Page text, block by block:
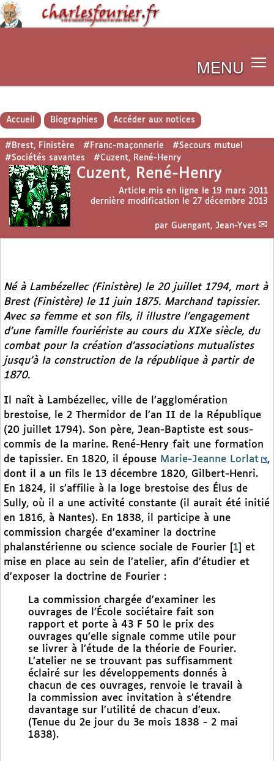
MENU
Accueil Biographies Accéder aux notices
#Brest, Finistère #Franc-maçonnerie
#Secours mutuel
#Sociétés savantes
#Cuzent, René-Henry
Cuzent, René-Henry
Article mis en ligne le 19 mars 2011
dernière modification le 27 décembre 2013
par Guengant, Jean-Yves
Né à Lambézellec (Finistère) le 20 juillet 1794, mort à
Brest (Finistère) le 11 juin 1875. Marchand tapissier.
Avec sa femme et son fils, il illustre l’engagement
d’une famille fouriériste au cours du XIXe siècle, du
combat pour la création d’associations mutualistes
jusqu’à la construction de la république à partir de
1870.
Il naît à Lambézellec, ville de l’agglomération
brestoise, le 2 Thermidor de l’an II de la République
(20 juillet 1794). Son père, Jean-Baptiste est sous-
commis de la marine. René-Henry fait une formation
de tapissier. En 1820, il épouse Marie-Jeanne Lorlat
,
dont il a un fils le 13 décembre 1820, Gilbert-Henri.
En 1824, il s’affilie à la loge brestoise des Élus de
Sully, où il a une activité constante (il aurait été initié
en 1816, à Nantes). En 1838, il participe à une
commission chargée d’examiner la doctrine
phalanstérienne ou science sociale de Fourier
1
et
mise en place au sein de l’atelier, afin d’étudier et
d’exposer la doctrine de Fourier :
La commission chargée d’examiner les
ouvrages de l’École sociétaire fait son
rapport et porte à 43 F 50 le prix des
ouvrages qu’elle signale comme utile pour
se livrer à l’étude de la théorie de Fourier.
L’atelier ne se trouvant pas suffisamment
éclairé sur les développements donnés à
chacun de ces ouvrages, renvoie le travail à
la commission avec invitation à s’étendre
davantage sur l’utilité de chacun d’eux.
(Tenue du 2e jour du 3e mois 1838 - 2 mai
1838).